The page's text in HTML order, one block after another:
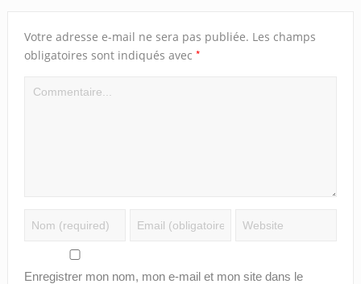
Votre adresse e-mail ne sera pas publiée. Les champs
obligatoires sont indiqués avec *
Enregistrer mon nom, mon e-mail et mon site dans le